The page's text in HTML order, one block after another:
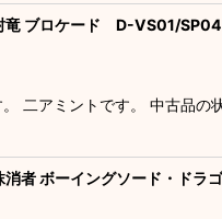
竜 ブロケード D-VS01/SP04
二アミントです。 中古品
消者 ボーイングソード・ド